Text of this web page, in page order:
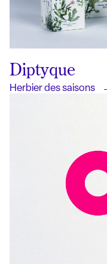
Diptyque
Herbier des saisons